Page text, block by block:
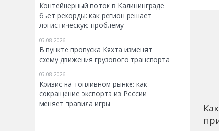
Контейнерный поток в Калининграде
бьет рекорды: как регион решает
логистическую проблему
07.08.2026
В пункте пропуска Кяхта изменят
схему движения грузового транспорта
07.08.2026
Кризис на топливном рынке: как
сокращение экспорта из России
меняет правила игры